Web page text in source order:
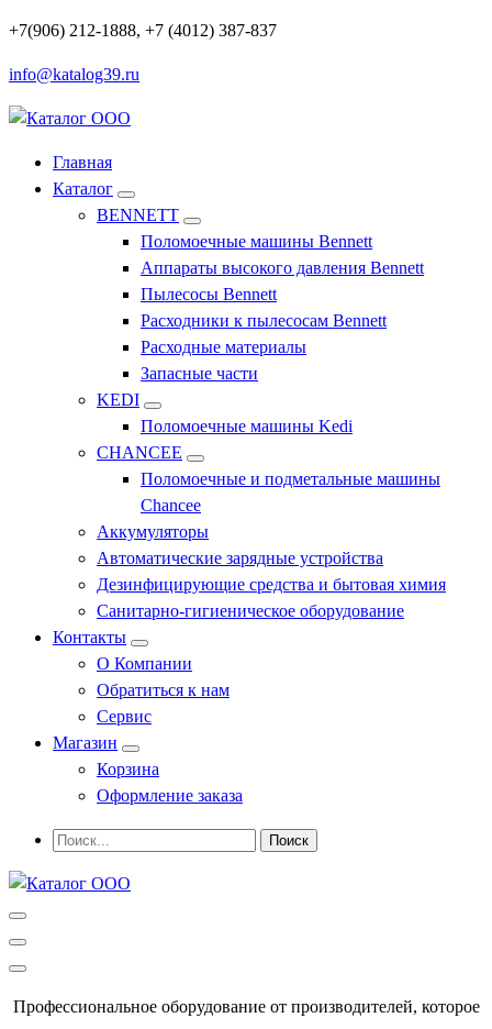
Перейти
содержимому
+7(906) 212-1888, +7 (4012) 387-837
info@katalog39.ru
Профессиональное оборудование и инструменты
Главная
Каталог
BENNETT
Поломоечные машины Bennett
Аппараты высокого давления Bennett
Пылесосы Bennett
Расходники к пылесосам Bennett
Расходные материалы
Запасные части
KEDI
Поломоечные машины Kedi
CHANCEE
Поломоечные и подметальные машины
Chancee
Аккумуляторы
Автоматические зарядные устройства
Дезинфицирующие средства и бытовая химия
Санитарно-гигиеническое оборудование
Контакты
О Компании
Обратиться к нам
Сервис
Магазин
Корзина
Оформление заказа
Профессиональное оборудование от производителей, которое